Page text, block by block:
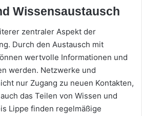
Wissensaustausch
zentraler Aspekt der
Durch den Austausch mit
wertvolle Informationen und
werden. Netzwerke und
nur Zugang zu neuen Kontakten,
das Teilen von Wissen und
Lippe finden regelmäßige